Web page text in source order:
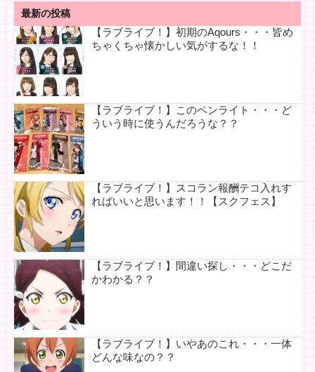
最新の投稿
【ラブライブ！】初期のAqours・・・皆め
ちゃくちゃ懐かしい気がするな！！
【ラブライブ！】このペンライト・・・ど
ういう時に使うんだろうな？？
【ラブライブ！】スコラン報酬テコ入れす
ればいいと思います！！【スクフェス】
【ラブライブ！】間違い探し・・・どこだ
かわかる？？
【ラブライブ！】いやあのこれ・・・一体
どんな味なの？？